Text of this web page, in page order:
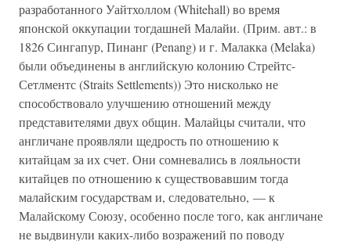
разработанного Уайтхоллом (Whitehall) во время
японской оккупации тогдашней Малайи. (Прим. авт.: в
1826 Сингапур, Пинанг (Penang) и г. Малакка (Melaka)
были объединены в английскую колонию Стрейтс-
Сетлментс (Straits Settlements)) Это нисколько не
способствовало улучшению отношений между
представителями двух общин. Малайцы считали, что
англичане проявляли щедрость по отношению к
китайцам за их счет. Они сомневались в лояльности
китайцев по отношению к существовавшим тогда
малайским государствам и, следовательно, — к
Малайскому Союзу, особенно после того, как англичане
не выдвинули каких-либо возражений по поводу